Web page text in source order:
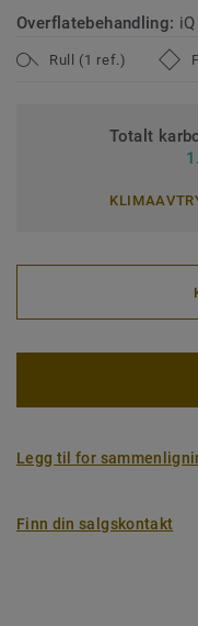
Overflatebehandling:
Rull (1 ref.)
Totalt
Legg til for
Finn din salgskontakt